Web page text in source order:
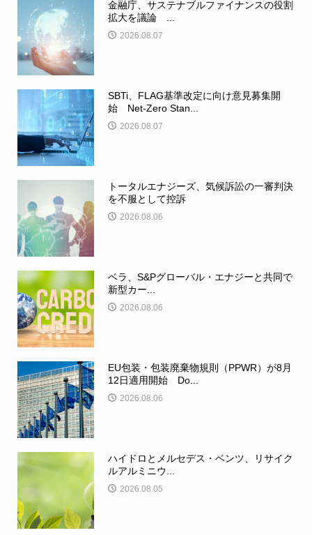
金融庁、サステナブルファイナンスの役割
拡大を議論 ...
2026.08.07
SBTi、FLAG基準改定に向け意見募集開
始 Net-Zero Stan...
2026.08.07
トータルエナジーズ、気候訴訟の一審判決
を不服として控訴
2026.08.06
ベラ、S&Pグローバル・エナジーと共同で
新型カー...
2026.08.06
EU包装・包装廃棄物規則（PPWR）が8月
12日適用開始 Do...
2026.08.06
ハイドロとメルセデス・ベンツ、リサイク
ルアルミニウ...
2026.08.05